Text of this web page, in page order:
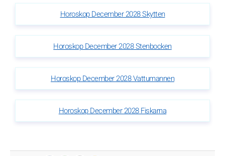
Horoskop December 2028 Skytten
Horoskop December 2028 Stenbocken
Horoskop December 2028 Vattumannen
Horoskop December 2028 Fiskarna